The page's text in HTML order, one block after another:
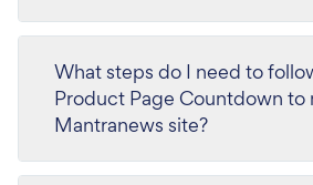
What steps do I need to
Product Page Countdown to
Mantranews site?